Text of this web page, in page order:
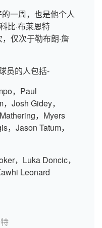
一周，也是他个人
比·布莱恩特
仅次于勒布朗·詹
员的人包括-
，Paul
Josh Gidey，
，Myers
，Jason Tatum，
，Luka Doncic，
Leonard